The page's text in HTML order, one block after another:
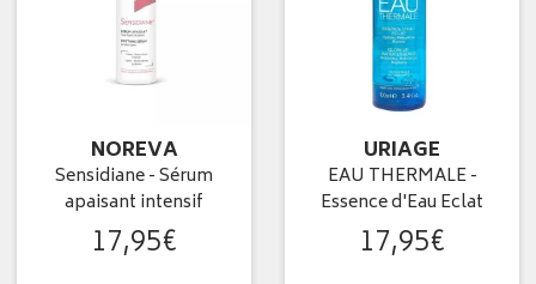
NOREVA
Sensidiane - Sérum
apaisant intensif
17,95€
URIAGE
EAU THERMALE -
Essence d'Eau Eclat
17,95€